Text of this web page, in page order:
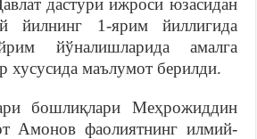
йилнинг 1-ярим йиллигида
йўналишларида амалга
хусусида маълумот берилди.
бошлиқлари Меҳрожиддин
Амонов фаолиятнинг илмий-